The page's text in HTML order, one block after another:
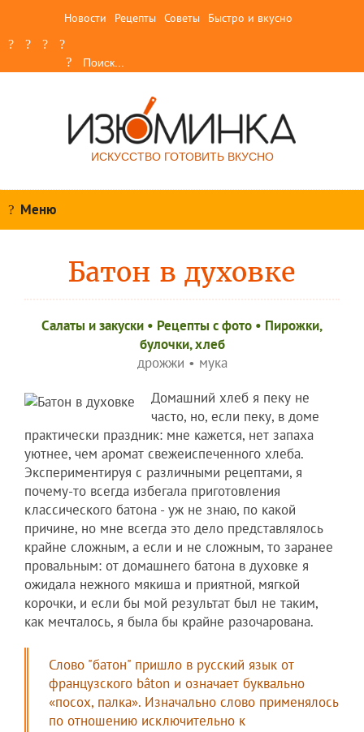
Новости Рецепты Советы Быстро и вкусно
ИСКУССТВО ГОТОВИТЬ ВКУСНО
Меню
Батон в духовке
Салаты и закуски • Рецепты c фото • Пирожки,
булочки, хлеб
дрожжи • мука
Домашний хлеб я пеку не
часто, но, если пеку, в доме
практически праздник: мне кажется, нет запаха
уютнее, чем аромат свежеиспеченного хлеба.
Экспериментируя с различными рецептами, я
почему-то всегда избегала приготовления
классического батона - уж не знаю, по какой
причине, но мне всегда это дело представлялось
крайне сложным, а если и не сложным, то заранее
провальным: от домашнего батона в духовке я
ожидала нежного мякиша и приятной, мягкой
корочки, и если бы мой результат был не таким,
как мечталось, я была бы крайне разочарована.
Слово "батон" пришло в русский язык от
французского bâton и означает буквально
«посох, палка». Изначально слово применялось
по отношению исключительно к